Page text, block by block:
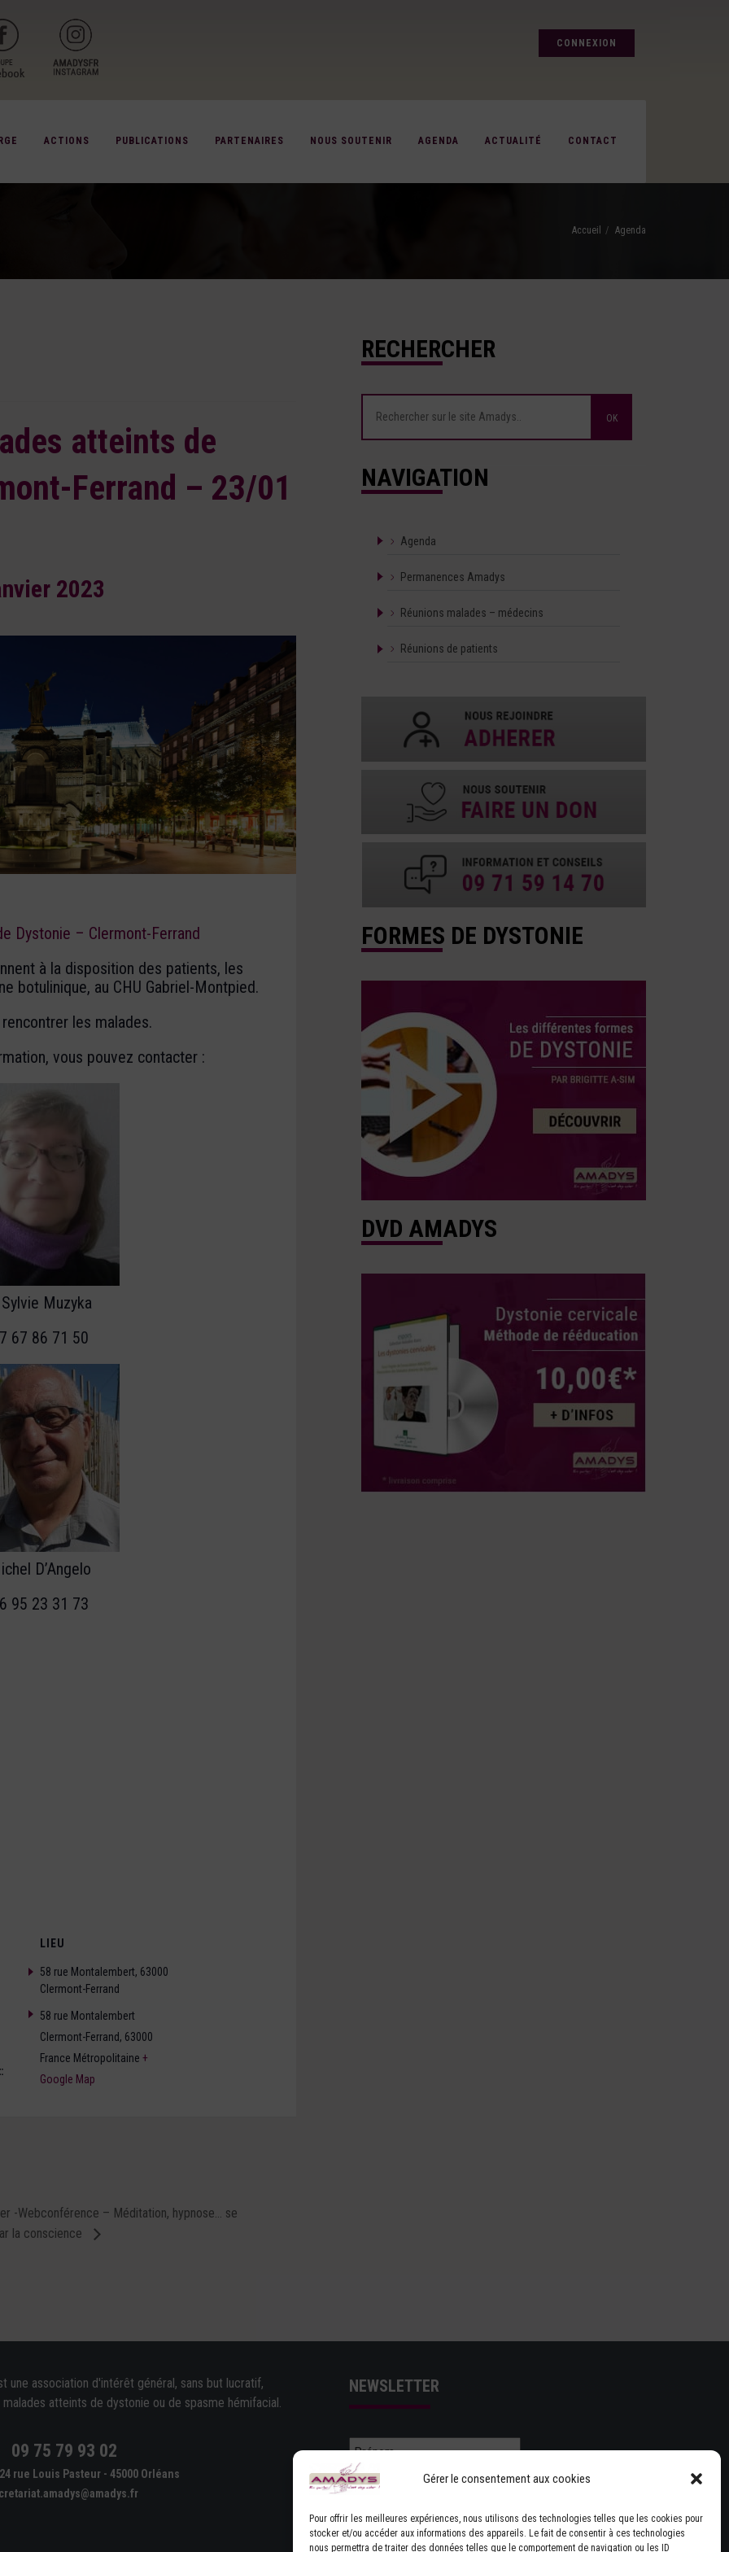
Gérer le consentement aux cookies
Pour offrir les meilleures expériences, nous utilisons des technologies telles que les cookies pour
stocker et/ou accéder aux informations des appareils. Le fait de consentir à ces technologies
nous permettra de traiter des données telles que le comportement de navigation ou les ID
CONNEXION
ACTIONS PUBLICATIONS PARTENAIRES NOUS SOUTENIR AGENDA ACTUALITÉ CONTACT
Accueil Agenda
atteints de
Ferrand – 23/01
2023
Dystonie – Clermont-Ferrand
à la disposition des patients, les
botulinique, au CHU Gabriel-Montpied.
les malades.
vous pouvez contacter :
Sylvie Muzyka
67 86 71 50
D’Angelo
95 23 31 73
LIEU
58 rue Montalembert, 63000
Clermont-Ferrand
58 rue Montalembert
Clermont-Ferrand, 63000
France Métropolitaine +
Google Map
-Webconférence – Méditation, hypnose… se
la conscience
RECHERCHER
NAVIGATION
Agenda
Permanences Amadys
Réunions malades – médecins
Réunions de patients
FORMES DE DYSTONIE
DVD AMADYS
une association d'intérêt général, sans but lucratif,
atteints de dystonie ou de spasme hémifacial.
09 75 79 93 02
24 rue Louis Pasteur - 45000 Orléans
NEWSLETTER
J'ACCEPTE LES CONDITIONS GÉNÉRALES